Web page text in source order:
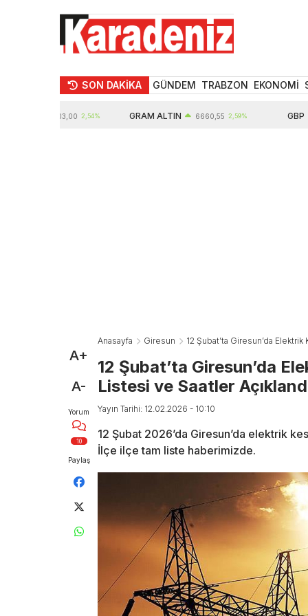
SON DAKİKA GÜNDEM TRABZON EKONOMİ
2,54% GRAM ALTIN 6660,55 2,59%
A+
A-
Yorum
10
Paylaş
Anasayfa Giresun 12 Şubat’ta Giresun’da
12 Şubat’ta Giresun’da
Listesi ve Saatler
Yayın Tarihi: 12.02.2026 - 10:10
12 Şubat 2026’da Giresun’da elektrik
İlçe ilçe tam liste haberimizde.